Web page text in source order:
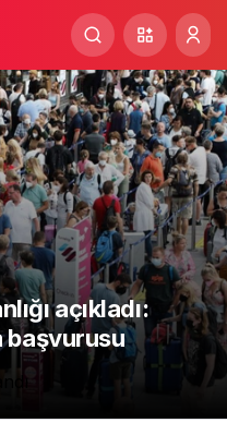
açıkladı:
başvurusu
Paylaş